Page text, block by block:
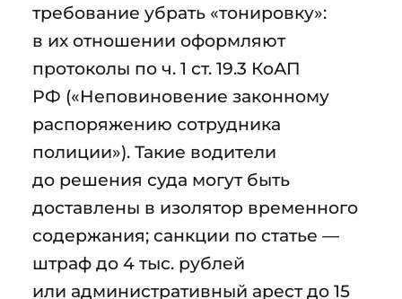
требование убрать «тонировку»:
в их отношении оформляют
протоколы по ч. 1 ст. 19.3 КоАП
РФ («Неповиновение законному
распоряжению сотрудника
полиции»). Такие водители
до решения суда могут быть
доставлены в изолятор временного
содержания; санкции по статье —
штраф до 4 тыс. рублей
или административный арест до 15